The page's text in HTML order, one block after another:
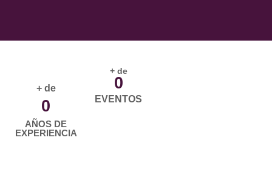
+ de
0
AÑOS DE
EXPERIENCIA
+ de
0
EVENTOS